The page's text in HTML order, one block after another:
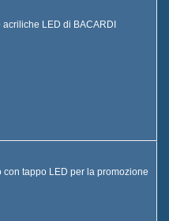
LED di BACARDI
tappo LED per la promozione